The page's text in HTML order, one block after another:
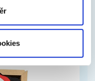
Zobrazit více